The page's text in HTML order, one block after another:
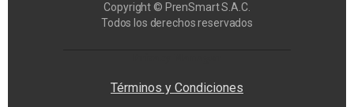
Copyright © PrenSmart S.A.C.
Todos los derechos reservados
Términos y Condiciones